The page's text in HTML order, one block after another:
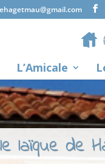
L’Amicale
laïque de